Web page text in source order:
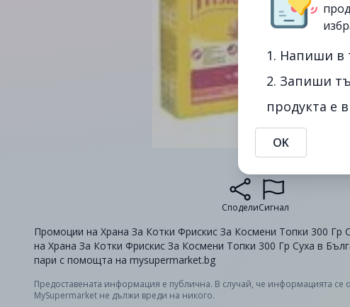
СподелиСигнал
Промоции на Храна За Котки Фрискис За Космени Топки 300 Гр
на Храна За Котки Фрискис За Космени Топки 300 Гр Суха в
пари с помощта на mysupermarket.bg
Предоставената информация е публична. В случай, че информацията се
MySupermarket не дължи вреди на никого.
1. Напиши в
2. Запиши
продукта е
OK